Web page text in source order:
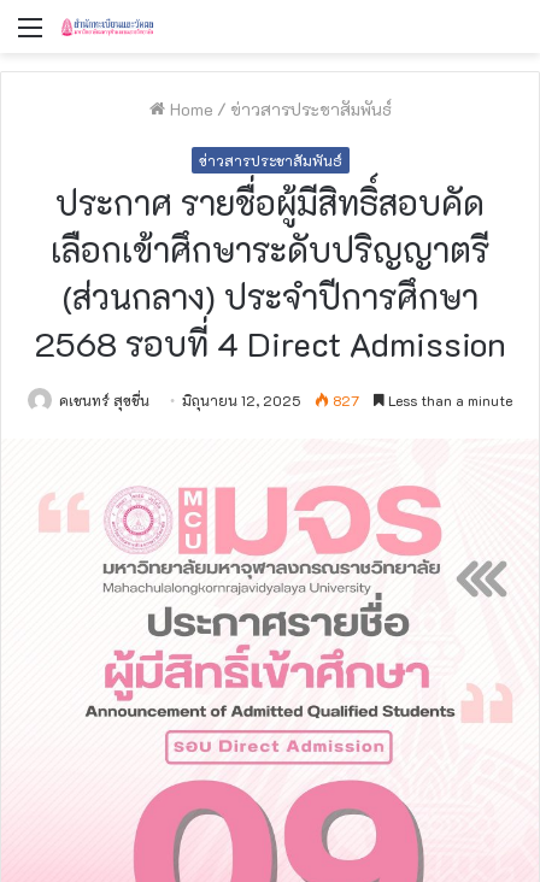
Menu
Home / ข่าวสารประชาสัมพันธ์
ข่าวสารประชาสัมพันธ์
ประกาศ รายชื่อผู้มีสิทธิ์สอบคัด
เลือกเข้าศึกษาระดับปริญญาตรี
(ส่วนกลาง) ประจำปีการศึกษา
2568 รอบที่ 4 Direct Admission
คเชนทร์ สุขชื่น มิถุนายน 12, 2025 827 Less than a minute